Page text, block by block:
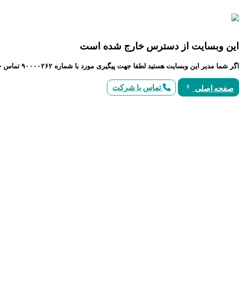
این وبسایت از دسترس خارج شده است
اگر شما مدیر این وبسایت هستید لطفا جهت پیگیری مورد با شماره ۹۰۰۰۰۲۶۲ تماس حاصل نمایید
صفحه اصلی تماس با شرکت